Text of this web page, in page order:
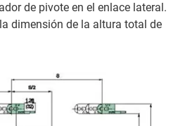
de pivote en el enlace lateral.
dimensión de la altura total de